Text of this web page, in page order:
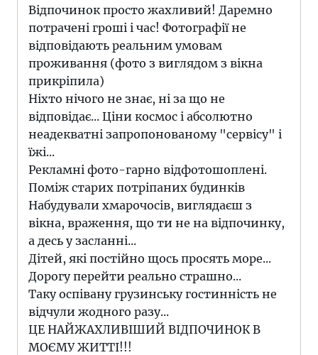
Відпочинок просто жахливий! Даремно
потрачені гроші і час! Фотографії не
відповідають реальним умовам
проживання (фото з виглядом з вікна
прикріпила)
Ніхто нічого не знає, ні за що не
відповідає... Ціни космос і абсолютно
неадекватні запропонованому "сервісу" і
їжі...
Рекламні фото-гарно відфотошоплені.
Поміж старих потріпаних будинків
Набудували хмарочосів, виглядаєш з
вікна, враження, що ти не на відпочинку,
а десь у засланні...
Дітей, які постійно щось просять море...
Дорогу перейти реально страшно...
Таку оспівану грузинську гостинність не
відчули жодного разу...
ЦЕ НАЙЖАХЛИВІШИЙ ВІДПОЧИНОК В
МОЄМУ ЖИТТІ!!!